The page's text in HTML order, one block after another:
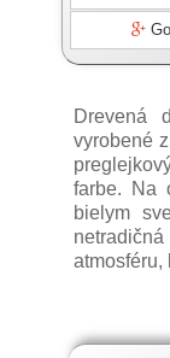
Drevená
vyrobené
farbe. Na
bielym
atmosféru,